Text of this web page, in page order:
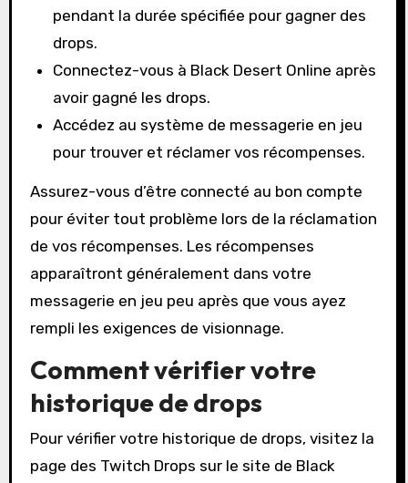
pendant la durée spécifiée pour gagner des
drops.
Connectez-vous à Black Desert Online après
avoir gagné les drops.
Accédez au système de messagerie en jeu
pour trouver et réclamer vos récompenses.
Assurez-vous d’être connecté au bon compte
pour éviter tout problème lors de la réclamation
de vos récompenses. Les récompenses
apparaîtront généralement dans votre
messagerie en jeu peu après que vous ayez
rempli les exigences de visionnage.
Comment vérifier votre
historique de drops
Pour vérifier votre historique de drops, visitez la
page des Twitch Drops sur le site de Black